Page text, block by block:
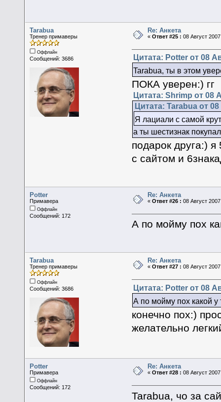
Tarabua
Тренер примаверы
Оффлайн
Сообщений: 3686
Re: Анкета
«Ответ #25 : 08 Август
Цитата: Potter от 08
Tarabua, ты в этом
ПОКА уверен:) гг
Цитата: Shrimp от 08
Цитата: Tarabua от
Я лациали с самой
а ты шестизнак
подарок друга:)
с сайтом и
Potter
Примавера
Оффлайн
Сообщений: 172
Re: Анкета
«Ответ #26 : 08 Август
А по мойму пох
Tarabua
Тренер примаверы
Оффлайн
Сообщений: 3686
Re: Анкета
«Ответ #27 : 08 Август
Цитата: Potter от 08
А по мойму пох какой
конечно пох:)
желательно
Potter
Примавера
Оффлайн
Сообщений: 172
Re: Анкета
«Ответ #28 : 08 Август
Tarabua, чо за